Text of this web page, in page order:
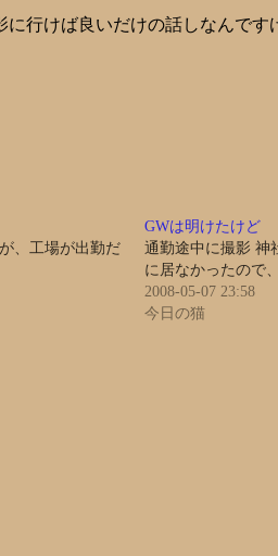
行けば良いだけの話しなんです
、工場が出勤だ
GWは明けたけど
通勤途中に撮影 神
に居なかったので
2008-05-07 23:58
今日の猫